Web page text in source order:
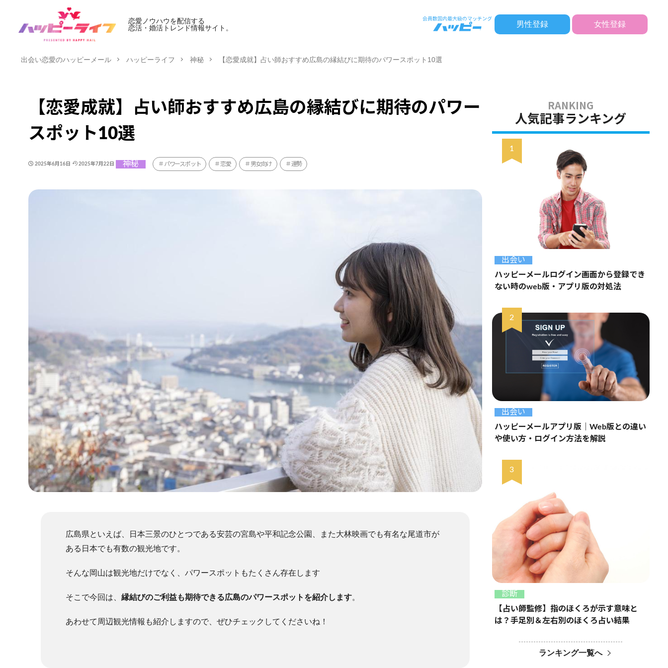
恋愛ノウハウを配信する
恋活・婚活トレンド情報サイト。
男性登録 女性登録
出会い恋愛のハッピーメール ハッピーライフ 神秘 【恋愛成就】占い師おすすめ広島の縁結びに期待のパワースポット10選
【恋愛成就】占い師おすすめ広島の縁結びに期待のパワー
スポット10選
2025年6月16日 2025年7月22日 神秘 パワースポット 恋愛 男女向け 運勢
広島県といえば、日本三景のひとつである安芸の宮島や平和記念公園、また大林映画でも有名な尾道市が
ある日本でも有数の観光地です。
そんな岡山は観光地だけでなく、パワースポットもたくさん存在します
そこで今回は、 縁結びのご利益も期待できる広島のパワースポットを紹介します。
あわせて周辺観光情報も紹介しますので、ぜひチェックしてくださいね！
人気記事ランキング
出会い
ハッピーメールログイン画面から登録でき
ない時のweb版・アプリ版の対処法
出会い
ハッピーメールアプリ版｜Web版との違い
や使い方・ログイン方法を解説
診断
【占い師監修】指のほくろが示す意味と
は？手足別＆左右別のほくろ占い結果
ランキング一覧へ